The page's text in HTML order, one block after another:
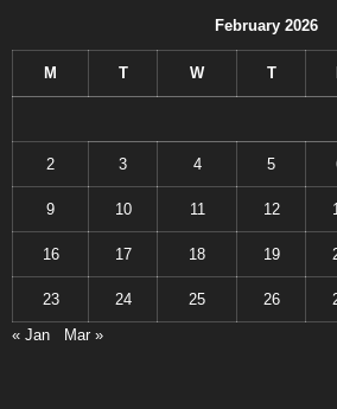
February 2026
M T W T
2 3 4 5
9 10 11 12
16 17 18 19
23 24 25 26
« Jan
Mar »